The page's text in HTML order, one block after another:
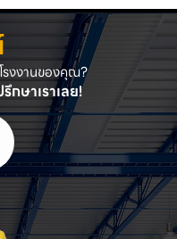
รงงานของคุณ?
ษาเราเลย!